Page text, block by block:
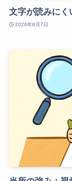
文字が読みにく
2026年8月7日